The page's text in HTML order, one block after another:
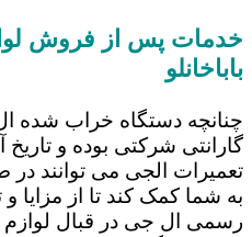
خدمات پس از فروش
باباخانلو
چنانچه دستگاه خراب شده
گارانتی شرکتی بوده و
تعمیرات الجی می توانند
به شما کمک کند تا از مزایا و
رسمی ال جی در قبال لوازم